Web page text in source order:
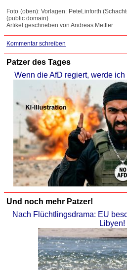
Foto (oben): Vorlagen: PeteLinforth
(public domain)
Artikel geschrieben von Andreas Mettler
Kommentar schreiben
Patzer des Tages
Wenn die AfD regiert, werde
Und noch mehr Patzer!
Nach Flüchtlingsdrama: EU
Libyen!